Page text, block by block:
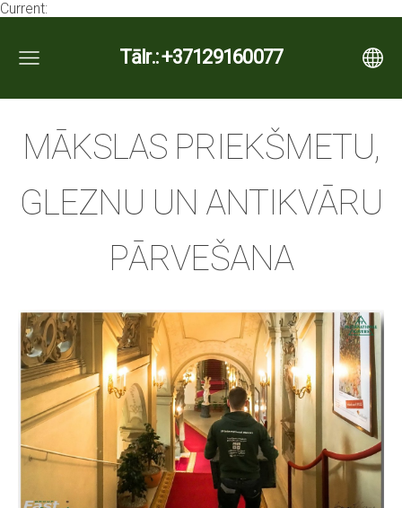
Current:
Tālr.: +37129160077
MĀKSLAS PRIEKŠMETU,
GLEZNU UN ANTIKVĀRU
PĀRVEŠANA